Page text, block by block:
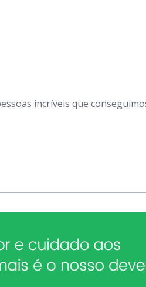
incríveis que